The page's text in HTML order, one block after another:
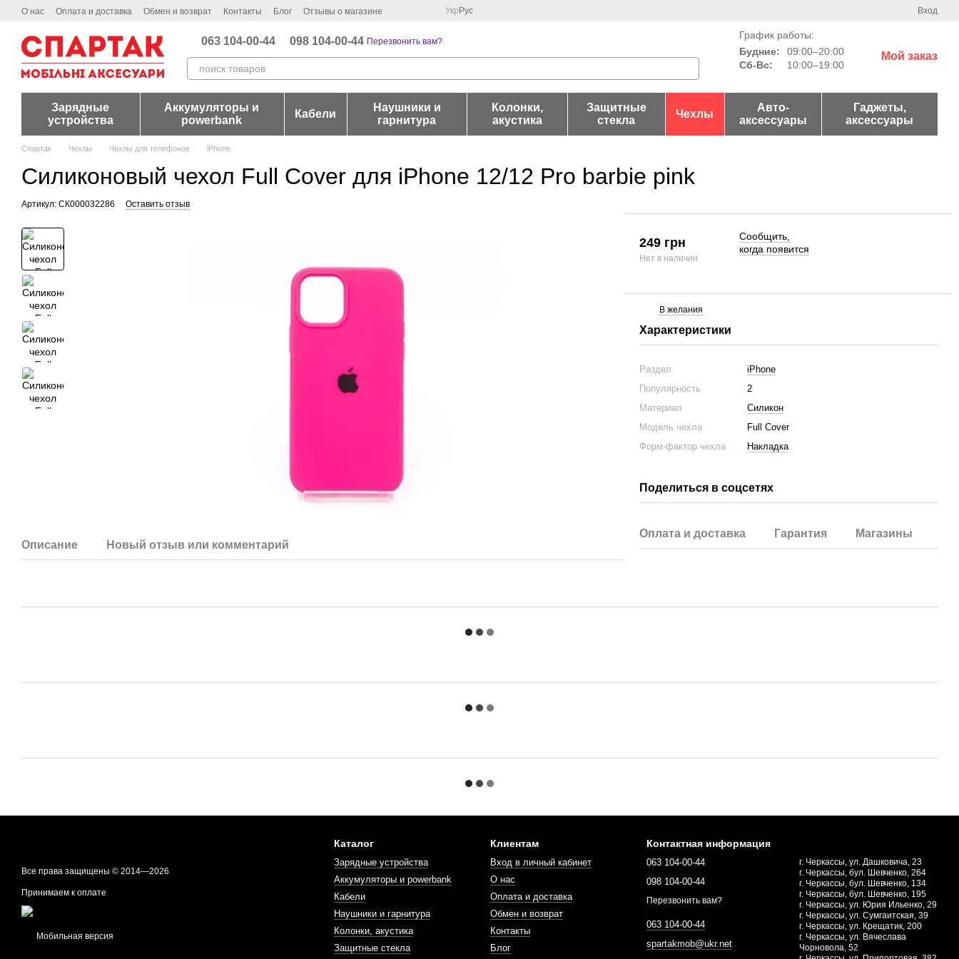
Перейти к основному контенту
О нас Оплата и доставка Обмен и возврат Контакты Блог Отзывы о магазине Укр Рус Вход
063 104-00-44 098 104-00-44 Перезвонить вам?
График работы:
Будние:
09:00–20:00
Сб-Вс:
10:00–19:00
Мой заказ
Зарядные
устройства
Аккумуляторы и
powerbank
Кабели
Наушники и
гарнитура
Колонки,
акустика
Защитные
стекла
Чехлы
Авто-
аксессуары
Гаджеты,
аксессуары
Спартак Чехлы Чехлы для телефонов iPhone
Силиконовый чехол Full Cover для iPhone 12/12 Pro barbie pink
Артикул: СК000032286 Оставить отзыв
Описание Новый отзыв или комментарий
249 грн
Нет в наличии
Сообщить,
когда появится
В желания
Характеристики
Раздел
iPhone
Популярность
2
Материал
Силикон
Модель чехла
Full Cover
Форм-фактор чехла
Накладка
Поделиться в соцсетях
Оплата и доставка Гарантия Магазины
Все права защищены © 2014—2026
Принимаем к оплате
Мобильная версия
Каталог
Зарядные устройства
Аккумуляторы и powerbank
Кабели
Наушники и гарнитура
Колонки, акустика
Защитные стекла
Клиентам
Вход в личный кабинет
О нас
Оплата и доставка
Обмен и возврат
Контакты
Блог
Контактная информация
063 104-00-44
098 104-00-44
Перезвонить вам?
063 104-00-44
spartakmob@ukr.net
г. Черкассы, ул. Дашковича, 23
г. Черкассы, бул. Шевченко, 264
г. Черкассы, бул. Шевченко, 134
г. Черкассы, бул. Шевченко, 195
г. Черкассы, ул. Юрия Ильенко, 29
г. Черкассы, ул. Сумгаитская, 39
г. Черкассы, ул. Крещатик, 200
г. Черкассы, ул. Вячеслава
Чорновола, 52